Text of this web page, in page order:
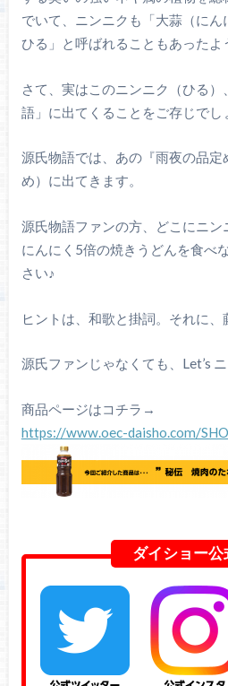
でいて、ニンニクも「大蒜（に
ひる」と呼ばれることもあったよ
さて、実はこのニンニク（ひる
語」に出てくることをご存じでし
源氏物語では、あの『雨夜の品
め）に出てきます。
源氏物語ファンの方、どこにニン
にんにく5倍の焼きうどんを食べ
さい♪
ヒントは、和歌と掛詞。それに、
源氏ファンじゃなくても、Let’s
商品ページはコチラ→
https://www.oec-daisho.com/
ダイショー公